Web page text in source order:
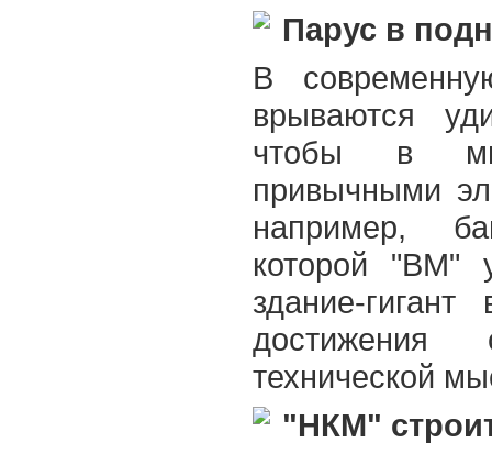
Парус в
В
врываются
чтобы в
привычными
например,
которой "ВМ"
здание-
достижения
технической
"НКМ"